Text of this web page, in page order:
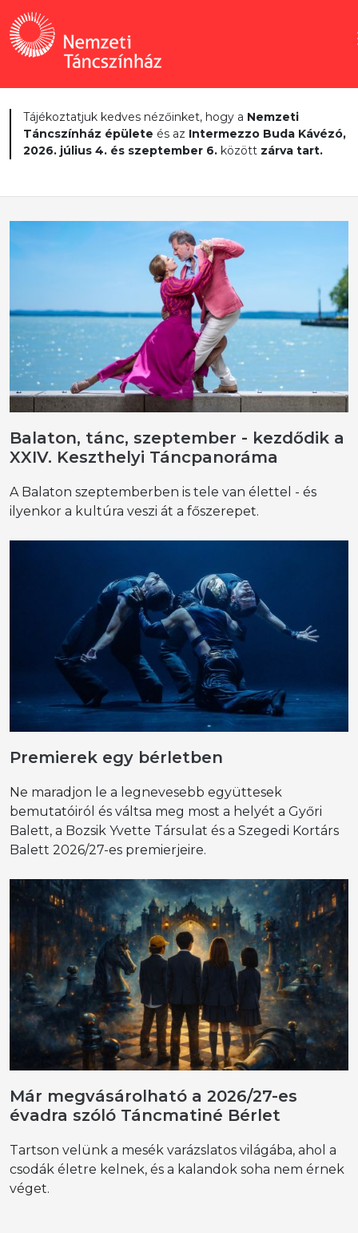
Tájékoztatjuk kedves nézőinket, hogy a Nemzeti
Táncszínház épülete és az Intermezzo Buda Kávézó,
2026. július 4. és szeptember 6. között zárva tart.
Balaton, tánc, szeptember - kezdődik a
XXIV. Keszthelyi Táncpanoráma
A Balaton szeptemberben is tele van élettel - és
ilyenkor a kultúra veszi át a főszerepet.
Premierek egy bérletben
Ne maradjon le a legnevesebb együttesek
bemutatóiról és váltsa meg most a helyét a Győri
Balett, a Bozsik Yvette Társulat és a Szegedi Kortárs
Balett 2026/27-es premierjeire.
Már megvásárolható a 2026/27-es
évadra szóló Táncmatiné Bérlet
Tartson velünk a mesék varázslatos világába, ahol a
csodák életre kelnek, és a kalandok soha nem érnek
véget.